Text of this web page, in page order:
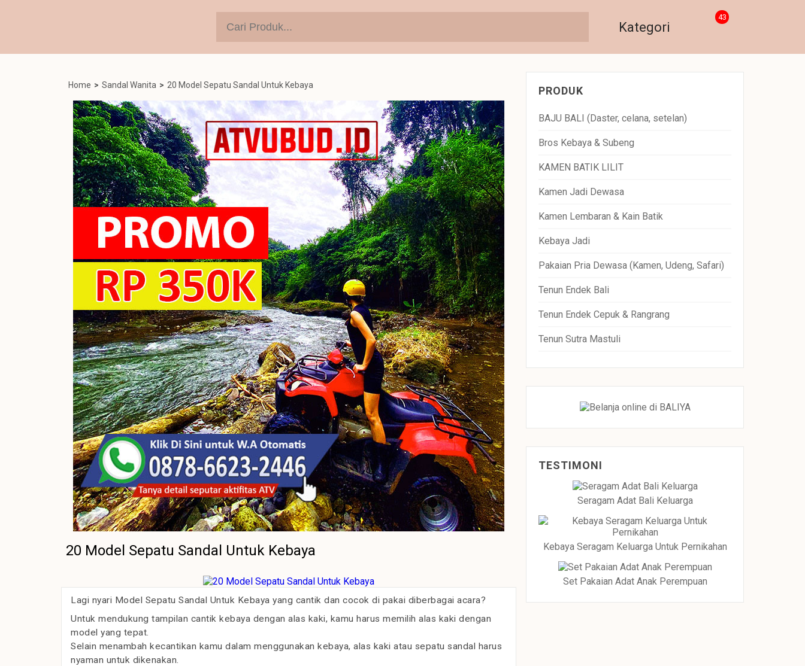
Kategori
43
Home > Sandal Wanita > 20 Model Sepatu Sandal Untuk Kebaya
20 Model Sepatu Sandal Untuk Kebaya
Lagi nyari Model Sepatu Sandal Untuk Kebaya yang cantik dan cocok di pakai diberbagai acara?
Untuk mendukung tampilan cantik kebaya dengan alas kaki, kamu harus memilih alas kaki dengan
model yang tepat.
Selain menambah kecantikan kamu dalam menggunakan kebaya, alas kaki atau sepatu sandal harus
nyaman untuk dikenakan.
PRODUK
BAJU BALI (Daster, celana, setelan)
Bros Kebaya & Subeng
KAMEN BATIK LILIT
Kamen Jadi Dewasa
Kamen Lembaran & Kain Batik
Kebaya Jadi
Pakaian Pria Dewasa (Kamen, Udeng, Safari)
Tenun Endek Bali
Tenun Endek Cepuk & Rangrang
Tenun Sutra Mastuli
TESTIMONI
Seragam Adat Bali Keluarga
Kebaya Seragam Keluarga Untuk Pernikahan
Set Pakaian Adat Anak Perempuan